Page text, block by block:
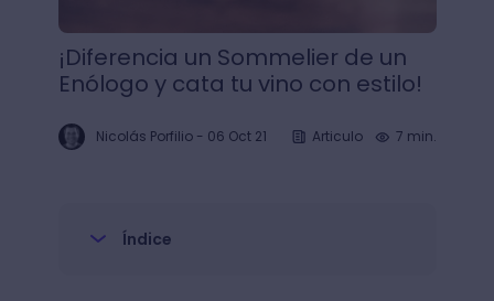
¡Diferencia un Sommelier de un
Enólogo y cata tu vino con estilo!
Nicolás Porfilio- 06 Oct 21 Articulo 7 min.
Índice